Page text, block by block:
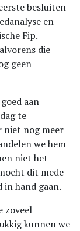
besluiten
en
Fip.
die
geen
aan
te
niet nog meer
we hem
niet het
dit mede
in hand gaan.
zoveel
kunnen we